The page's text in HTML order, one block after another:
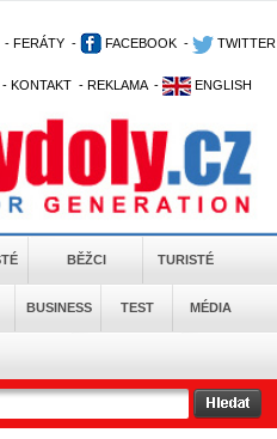
- FERÁTY - FACEBOOK - TWITTER
- KONTAKT - REKLAMA - ENGLISH
BĚŽCI TURISTÉ
BUSINESS TEST MÉDIA